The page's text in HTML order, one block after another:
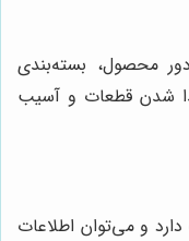
محصول، بسته‌بندی
شدن قطعات و آسیب
و می‌توان اطلاعات